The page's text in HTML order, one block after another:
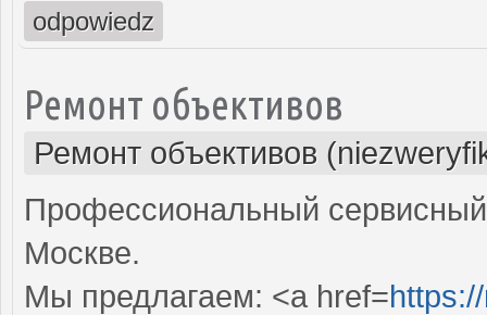
odpowiedz
Ремонт объективов
Ремонт объективов
Профессиональный
Москве.
Мы предлагаем: <a href=